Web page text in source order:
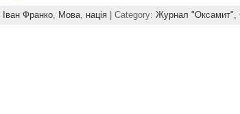
m
h
ar
Іван Франко, Мова, нація | Category: Журнал "Оксамит",